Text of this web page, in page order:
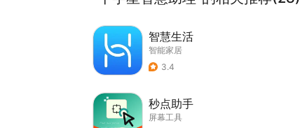
智慧生活
智能家居
3.4
秒点助手
屏幕工具